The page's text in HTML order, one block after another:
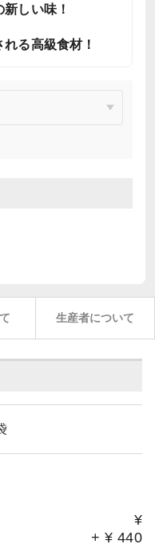
しい味！
る高級食材！
生産者について
¥
+ ¥ 440